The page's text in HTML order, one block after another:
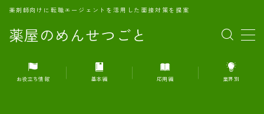
薬屋のめんせつごと
薬剤師向けに転職エージェントを活用した面接対策を提案
MENU
1.転職エージェントとは何か？
お役立ち情報 基本編 応用編 業界別